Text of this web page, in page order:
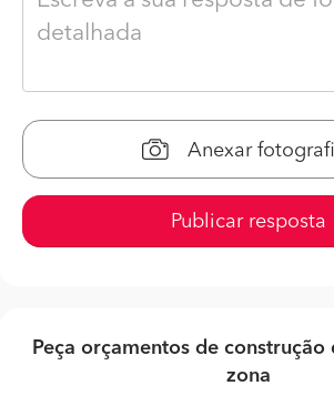
Anexar
Publicar resposta
Peça orçamentos de construção
zona